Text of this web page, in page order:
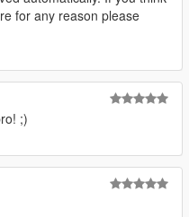
for any reason please
;)